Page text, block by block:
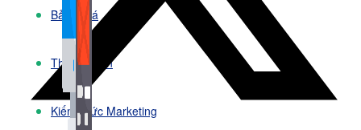
Bảng Giá
Thanh Toán
Kiến Thức Marketing